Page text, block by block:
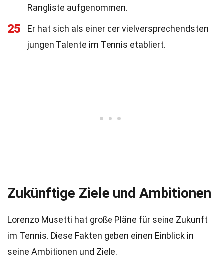
Rangliste aufgenommen.
25
Er hat sich als einer der vielversprechendsten
jungen Talente im Tennis etabliert.
Zukünftige Ziele und Ambitionen
Lorenzo Musetti hat große Pläne für seine Zukunft
im Tennis. Diese Fakten geben einen Einblick in
seine Ambitionen und Ziele.